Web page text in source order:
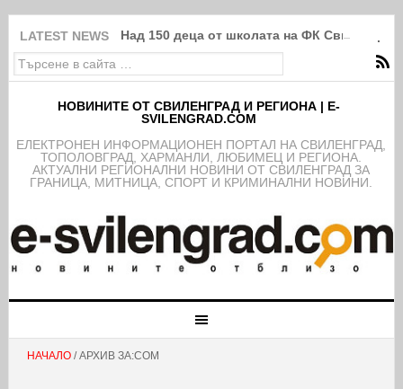
LATEST NEWS Над 150 деца от школата на ФК
НОВИНИТЕ ОТ СВИЛЕНГРАД И РЕГИОНА | E-
SVILENGRAD.COM
EЛЕКТРОНЕН ИНФОРМАЦИОНЕН ПОРТАЛ НА СВИЛЕНГРАД,
ТОПОЛОВГРАД, ХАРМАНЛИ, ЛЮБИМЕЦ И РЕГИОНА.
АКТУАЛНИ РЕГИОНАЛНИ НОВИНИ ОТ СВИЛЕНГРАД ЗА
ГРАНИЦА, МИТНИЦА, СПОРТ И КРИМИНАЛНИ НОВИНИ.
НАЧАЛО/ АРХИВ ЗА:СОМ